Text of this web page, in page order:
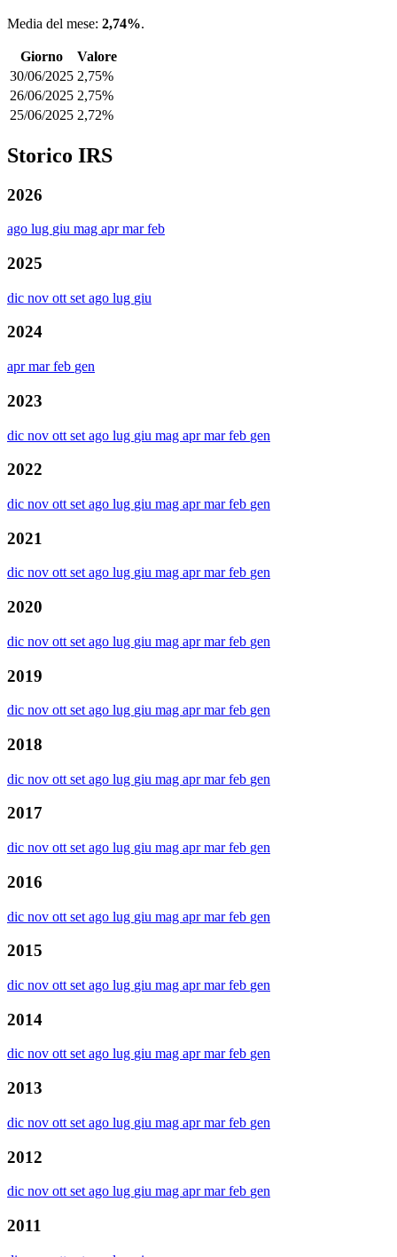
Media del mese: 2,74%.
Giorno
Valore
30/06/2025 2,75%
26/06/2025 2,75%
25/06/2025 2,72%
Storico IRS
2026
ago lug giu mag aprmarfeb
2025
dic nov ott set ago lug giu
2024
aprmarfeb gen
2023
dic nov ott set ago lug giu mag aprmarfeb gen
2022
dic nov ott set ago lug giu mag aprmarfeb gen
2021
dic nov ottsetago lug giu mag aprmarfeb gen
2020
dic nov ott set ago lug giu mag aprmarfeb gen
2019
dic nov ott set ago lug giu mag aprmarfeb gen
2018
dic nov ott set ago lug giu mag aprmarfeb gen
2017
dic nov ott set ago lug giu mag aprmarfeb gen
2016
dic nov ott set ago lug giu mag aprmarfeb gen
2015
dic nov ott set ago lug giu mag aprmarfeb gen
2014
dic nov ottsetago lug giu mag aprmarfeb gen
2013
dic nov ott set ago lug giu mag aprmarfeb gen
2012
dic nov ott set ago lug giu mag aprmarfeb gen
2011